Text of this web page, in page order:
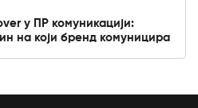
у ПР комуникацији:
на који бренд комуницира